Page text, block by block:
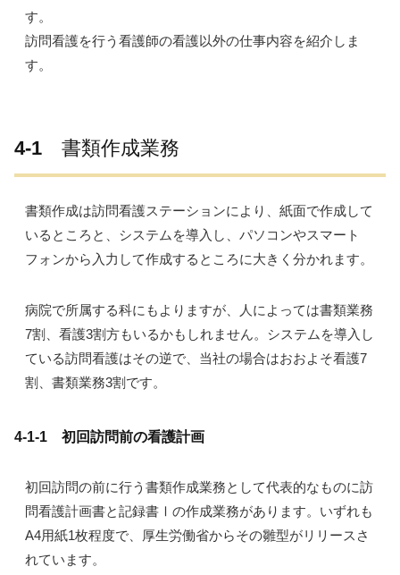
す。
訪問看護を行う看護師の看護以外の仕事内容を紹介しま
す。
4-1 書類作成業務
書類作成は訪問看護ステーションにより、紙面で作成して
いるところと、システムを導入し、パソコンやスマート
フォンから入力して作成するところに大きく分かれます。
病院で所属する科にもよりますが、人によっては書類業務
7割、看護3割方もいるかもしれません。システムを導入し
ている訪問看護はその逆で、当社の場合はおおよそ看護7
割、書類業務3割です。
4-1-1 初回訪問前の看護計画
初回訪問の前に行う書類作成業務として代表的なものに訪
問看護計画書と記録書Ⅰの作成業務があります。いずれも
A4用紙1枚程度で、厚生労働省からその雛型がリリースさ
れています。